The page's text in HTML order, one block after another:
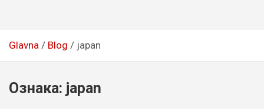
Glavna Blog japan
Ознака: japan